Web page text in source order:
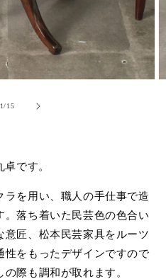
1/の
15
です。
を用い、職人の手仕事で造
。落ち着いた民芸色の色合い
意匠、松本民芸家具をルーツ
性をもったデザインですので
際も調和が取れます。